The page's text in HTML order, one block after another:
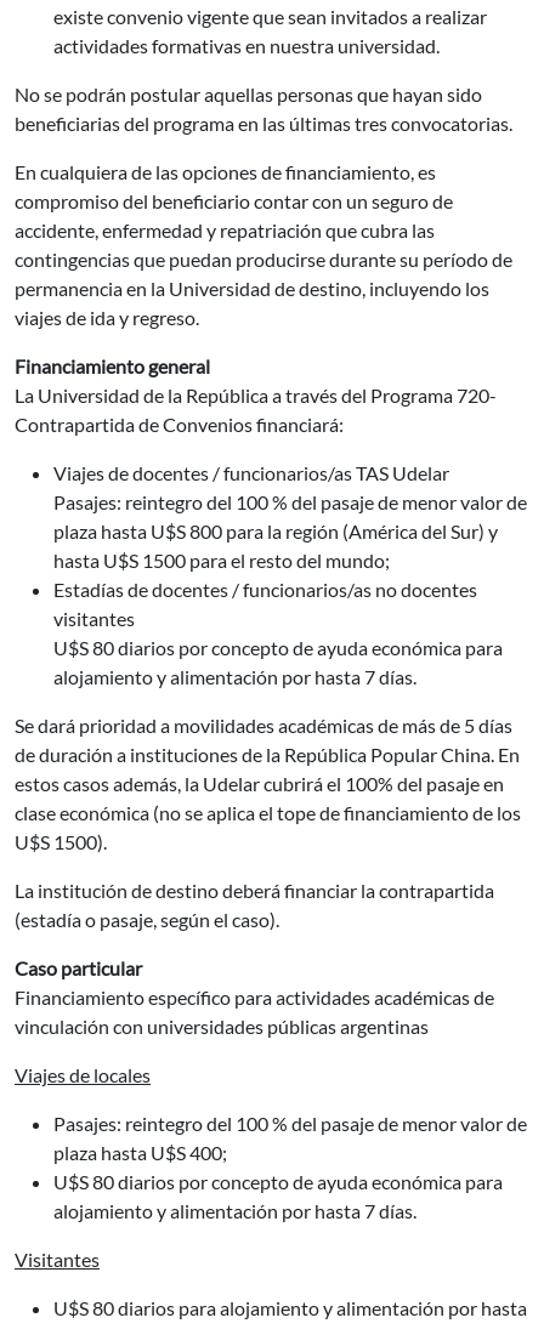
existe convenio vigente que sean invitados a realizar
actividades formativas en nuestra universidad.
No se podrán postular aquellas personas que hayan sido
beneficiarias del programa en las últimas tres convocatorias.
En cualquiera de las opciones de financiamiento, es
compromiso del beneficiario contar con un seguro de
accidente, enfermedad y repatriación que cubra las
contingencias que puedan producirse durante su período de
permanencia en la Universidad de destino, incluyendo los
viajes de ida y regreso.
Financiamiento general
La Universidad de la República a través del Programa 720-
Contrapartida de Convenios financiará:
Viajes de docentes / funcionarios/as TAS Udelar
Pasajes: reintegro del 100 % del pasaje de menor valor de
plaza hasta U$S 800 para la región (América del Sur) y
hasta U$S 1500 para el resto del mundo;
Estadías de docentes / funcionarios/as no docentes
visitantes
U$S 80 diarios por concepto de ayuda económica para
alojamiento y alimentación por hasta 7 días.
Se dará prioridad a movilidades académicas de más de 5 días
de duración a instituciones de la República Popular China. En
estos casos además, la Udelar cubrirá el 100% del pasaje en
clase económica (no se aplica el tope de financiamiento de los
U$S 1500).
La institución de destino deberá financiar la contrapartida
(estadía o pasaje, según el caso).
Caso particular
Financiamiento específico para actividades académicas de
vinculación con universidades públicas argentinas
Viajes de locales
Pasajes: reintegro del 100 % del pasaje de menor valor de
plaza hasta U$S 400;
U$S 80 diarios por concepto de ayuda económica para
alojamiento y alimentación por hasta 7 días.
Visitantes
U$S 80 diarios para alojamiento y alimentación por hasta